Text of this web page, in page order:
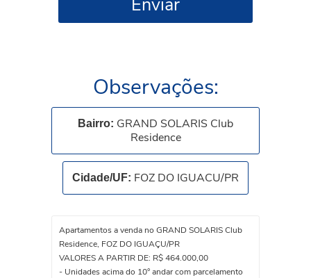
Enviar
Observações:
Bairro: GRAND SOLARIS Club
Residence
Cidade/UF: FOZ DO IGUACU/PR
Apartamentos a venda no GRAND SOLARIS Club
Residence, FOZ DO IGUAÇU/PR
VALORES A PARTIR DE: R$ 464.000,00
- Unidades acima do 10° andar com parcelamento